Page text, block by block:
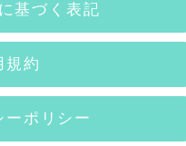
基づく表記
規約
ーポリシー